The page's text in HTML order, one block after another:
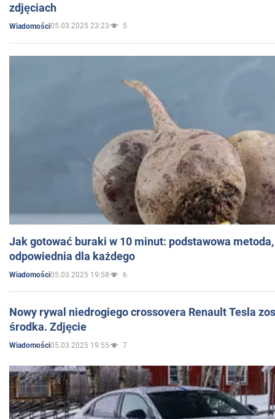
zdjęciach
Wiadomości05.03.2025 23:23 5
Jak gotować buraki w 10 minut: podstawowa
odpowiednia dla każdego
Wiadomości05.03.2025 19:58 6
Nowy rywal niedrogiego crossovera Renault Tesla
środka. Zdjęcie
Wiadomości05.03.2025 19:55 7